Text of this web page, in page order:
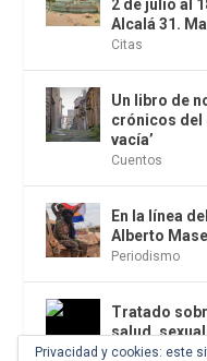
2 de julio al
Alcalá 31.
Citas
Un libro de
crónicos del
vacía’
Cuentos
En la línea
Alberto
Periodismo
Tratado
salud,
Media.
Privacidad y cookies: este